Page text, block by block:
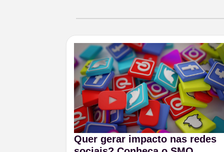
Quer gerar impacto nas redes